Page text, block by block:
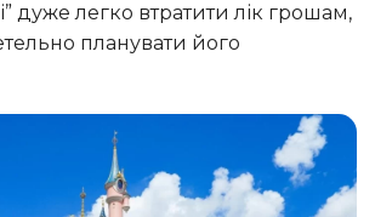
планувати його